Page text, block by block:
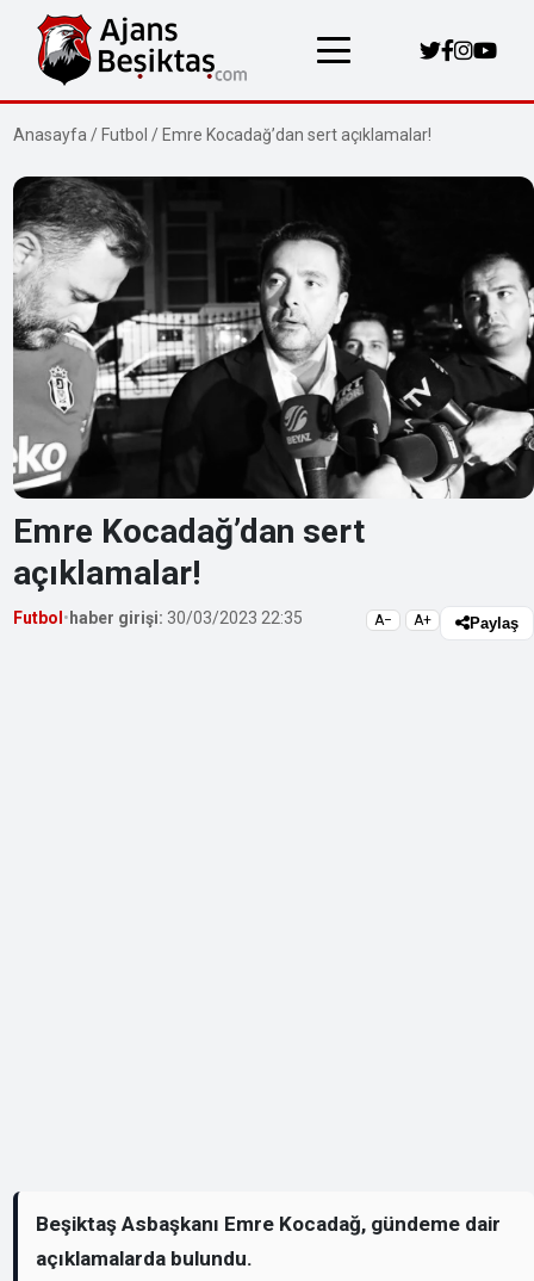
Anasayfa / Futbol / Emre Kocadağ’dan sert açıklamalar!
Emre Kocadağ’dan sert
açıklamalar!
Futbol • haber girişi: 30/03/2023 22:35 A− A+ Paylaş
Beşiktaş Asbaşkanı Emre Kocadağ, gündeme dair
açıklamalarda bulundu.